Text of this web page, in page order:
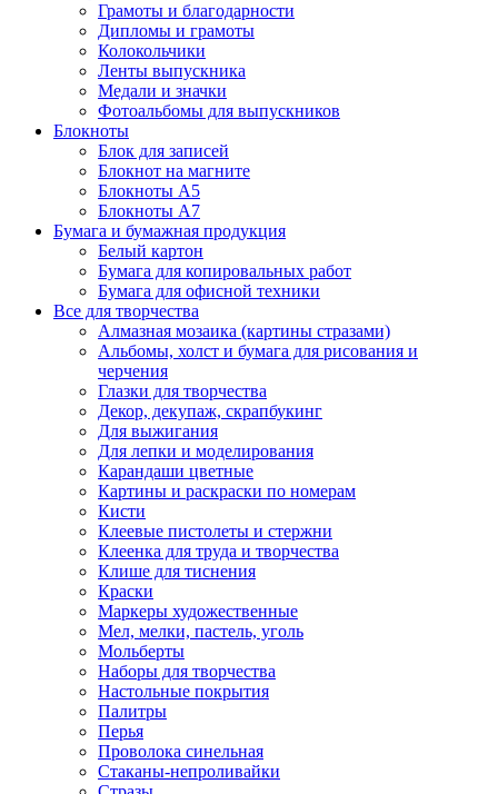
Грамоты и благодарности
Дипломы и грамоты
Колокольчики
Ленты выпускника
Медали и значки
Фотоальбомы для выпускников
Блокноты
Блок для записей
Блокнот на магните
Блокноты А5
Блокноты А7
Бумага и бумажная продукция
Белый картон
Бумага для копировальных работ
Бумага для офисной техники
Все для творчества
Алмазная мозаика (картины стразами)
Альбомы, холст и бумага для рисования и
черчения
Глазки для творчества
Декор, декупаж, скрапбукинг
Для выжигания
Для лепки и моделирования
Карандаши цветные
Картины и раскраски по номерам
Кисти
Клеевые пистолеты и стержни
Клеенка для труда и творчества
Клише для тиснения
Краски
Маркеры художественные
Мел, мелки, пастель, уголь
Мольберты
Наборы для творчества
Настольные покрытия
Палитры
Перья
Проволока синельная
Стаканы-непроливайки